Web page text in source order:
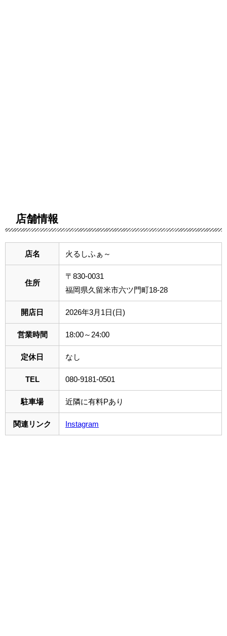
店舗情報
店名 火るしふぁ～
住所
〒830-0031
福岡県久留米市六ツ門町18-28
開店日 2026年3月1日(日)
営業時間 18:00～24:00
定休日 なし
TEL 080-9181-0501
駐車場 近隣に有料Pあり
関連リンク Instagram